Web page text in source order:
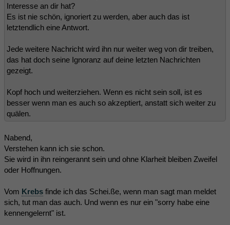
Interesse an dir hat?
Es ist nie schön, ignoriert zu werden, aber auch das ist
letztendlich eine Antwort.
Jede weitere Nachricht wird ihn nur weiter weg von dir treiben,
das hat doch seine Ignoranz auf deine letzten Nachrichten
gezeigt.
Kopf hoch und weiterziehen. Wenn es nicht sein soll, ist es
besser wenn man es auch so akzeptiert, anstatt sich weiter zu
quälen.
Nabend,
Verstehen kann ich sie schon.
Sie wird in ihn reingerannt sein und ohne Klarheit bleiben Zweifel
oder Hoffnungen.
Vom Krebs finde ich das Schei.ße, wenn man sagt man meldet
sich, tut man das auch. Und wenn es nur ein "sorry habe eine
kennengelernt" ist.